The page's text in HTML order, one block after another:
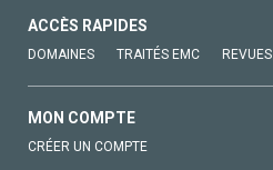
ACCÈS RAPIDES
DOMAINES TRAITÉS EMC REVUES
MON COMPTE
CRÉER UN COMPTE